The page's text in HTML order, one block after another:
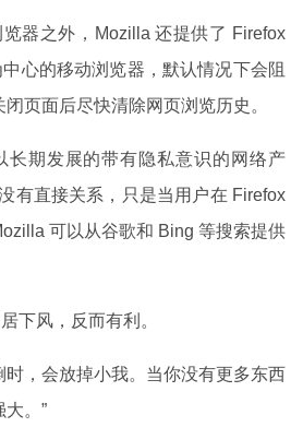
器之外，Mozilla 还提供了 Firefox
心的移动浏览器，默认情况下会阻
页面后尽快清除网页浏览历史。
长期发展的带有隐私意识的网络产
有直接关系，只是当用户在 Firefox
可以从谷歌和 Bing 等搜索提供
下风，反而有利。
时，会放掉小我。当你没有更多东西
。”